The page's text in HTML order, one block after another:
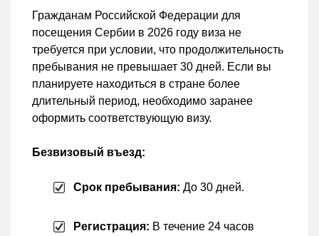
Гражданам Российской Федерации для
посещения Сербии в 2026 году виза не
требуется при условии, что продолжительность
пребывания не превышает 30 дней. Если вы
планируете находиться в стране более
длительный период, необходимо заранее
оформить соответствующую визу.
Безвизовый въезд:
Срок пребывания: До 30 дней.
Регистрация: В течение 24 часов